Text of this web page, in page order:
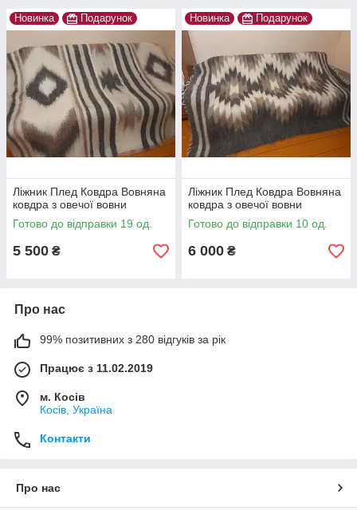
Новинка Подарунок
Ліжник Плед Ковдра Вовняна
ковдра з овечої вовни
Готово до відправки 19 од.
5 500 ₴
Новинка Подарунок
Ліжник Плед Ковдра Вовняна
ковдра з овечої вовни
Готово до відправки 10 од.
6 000 ₴
Про нас
99% позитивних з 280 відгуків за рік
Працює з 11.02.2019
м. Косів
Косів, Україна
Контакти
Про нас